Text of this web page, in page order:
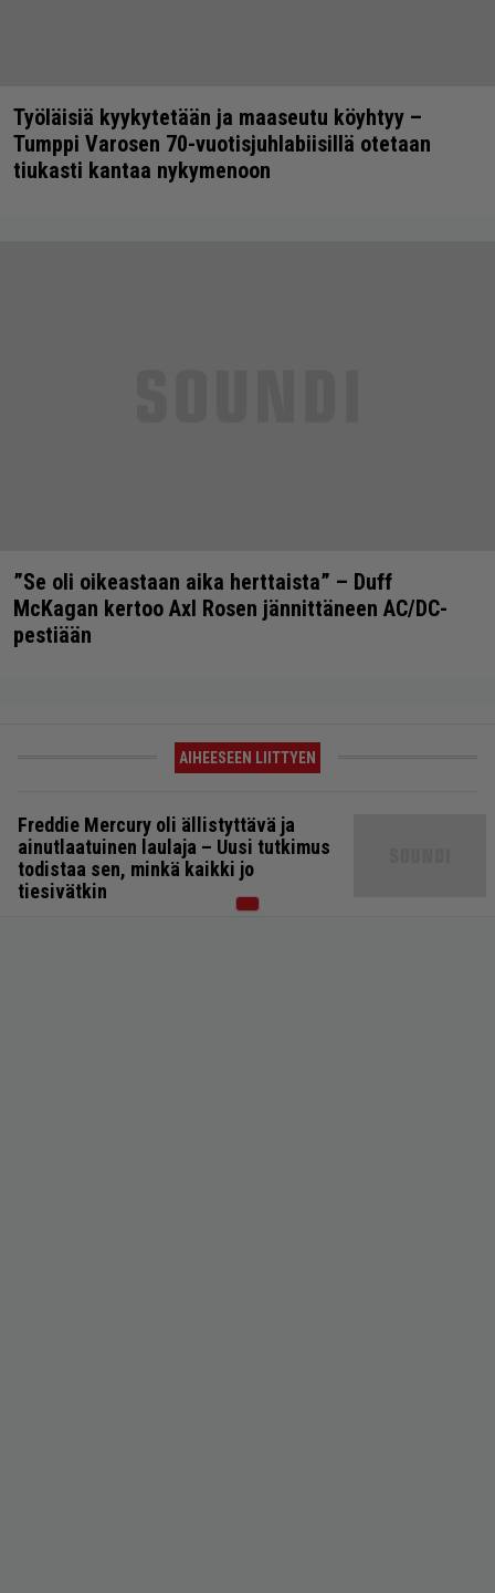
Työläisiä kyykytetään ja maaseutu köyhtyy –
Tumppi Varosen 70-vuotisjuhlabiisillä otetaan
tiukasti kantaa nykymenoon
”Se oli oikeastaan aika herttaista” – Duff
McKagan kertoo Axl Rosen jännittäneen AC/DC-
pestiään
AIHEESEEN LIITTYEN
Freddie Mercury oli ällistyttävä ja
ainutlaatuinen laulaja – Uusi tutkimus
todistaa sen, minkä kaikki jo
tiesivätkin